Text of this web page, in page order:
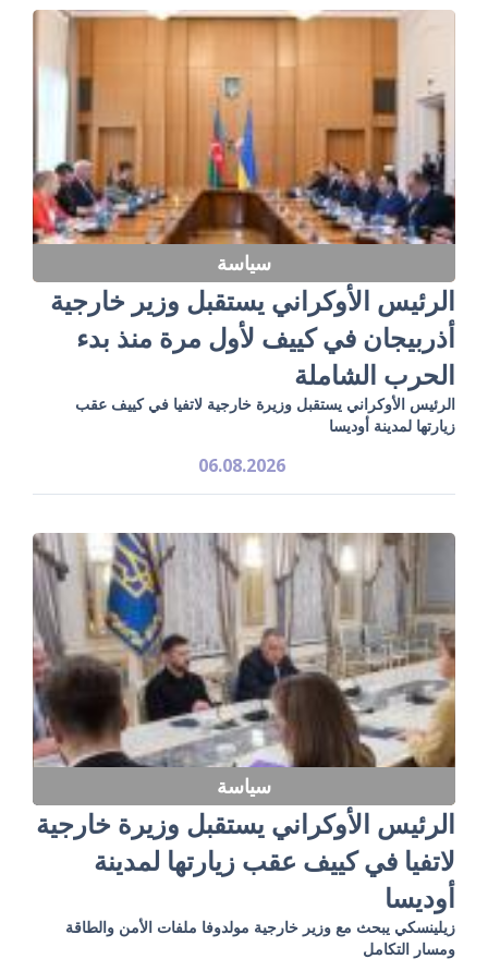
سياسة
الرئيس الأوكراني يستقبل وزير خارجية
أذربيجان في كييف لأول مرة منذ بدء
الحرب الشاملة
الرئيس الأوكراني يستقبل وزيرة خارجية لاتفيا في كييف عقب
زيارتها لمدينة أوديسا
06.08.2026
سياسة
الرئيس الأوكراني يستقبل وزيرة خارجية
لاتفيا في كييف عقب زيارتها لمدينة
أوديسا
زيلينسكي يبحث مع وزير خارجية مولدوفا ملفات الأمن والطاقة
ومسار التكامل